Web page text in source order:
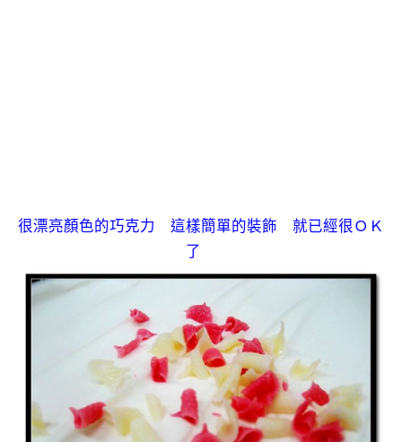
很漂亮顏色的巧克力 這樣簡單的裝飾 就已經很ＯＫ
了